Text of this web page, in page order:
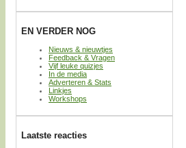
EN VERDER NOG
Nieuws & nieuwtjes
Feedback & Vragen
Vijf leuke quizjes
In de media
Adverteren & Stats
Linkjes
Workshops
Laatste reacties